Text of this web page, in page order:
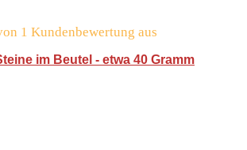
1 Kundenbewertung aus
im Beutel - etwa 40 Gramm